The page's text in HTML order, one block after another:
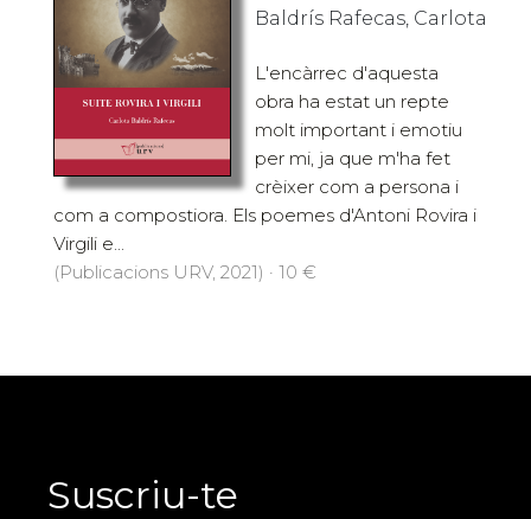
Baldrís Rafecas, Carlota
L'encàrrec d'aquesta
obra ha estat un repte
molt important i emotiu
per mi, ja que m'ha fet
crèixer com a persona i
com a compostiora. Els poemes d'Antoni Rovira i
Virgili e...
(Publicacions URV, 2021) · 10 €
Suscriu-te